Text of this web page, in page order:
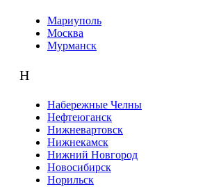
Мариуполь
Москва
Мурманск
Н
Набережные Челны
Нефтеюганск
Нижневартовск
Нижнекамск
Нижний Новгород
Новосибирск
Норильск